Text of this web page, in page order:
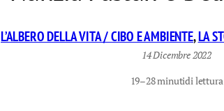
L’ALBERO DELLA VITA / CIBO E AMBIENTE, LA
14 Dicembre 2022
19–28 minutidi lettura